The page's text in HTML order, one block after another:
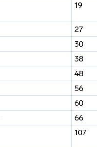
19
27
30
38
48
56
60
66
107